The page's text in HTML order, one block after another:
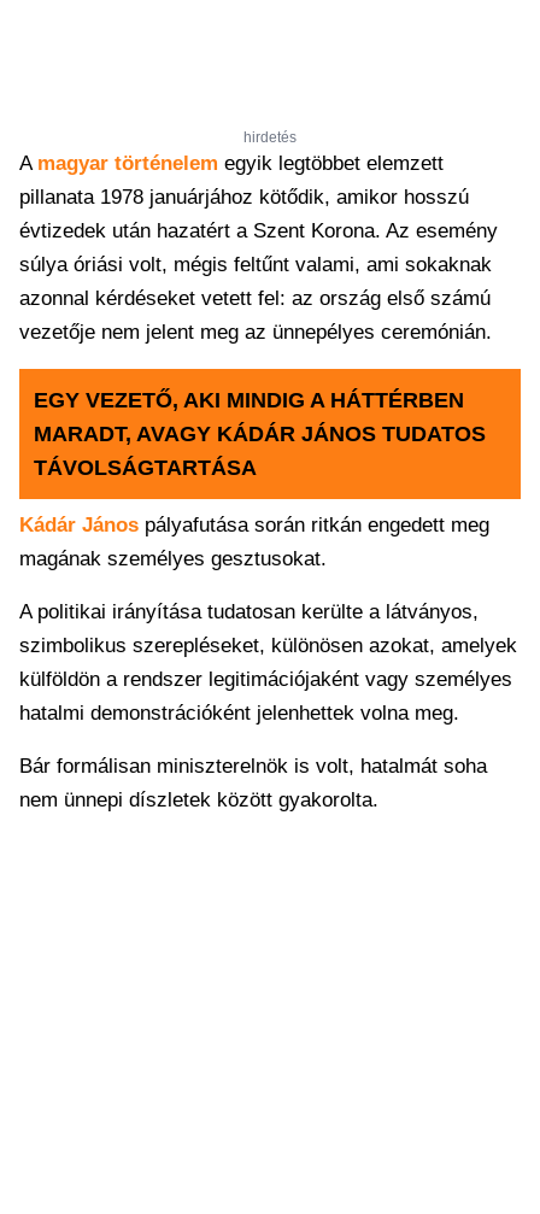
hirdetés
A magyar történelem egyik legtöbbet elemzett
pillanata 1978 januárjához kötődik, amikor hosszú
évtizedek után hazatért a Szent Korona. Az esemény
súlya óriási volt, mégis feltűnt valami, ami sokaknak
azonnal kérdéseket vetett fel: az ország első számú
vezetője nem jelent meg az ünnepélyes ceremónián.
EGY VEZETŐ, AKI MINDIG A HÁTTÉRBEN
MARADT, AVAGY KÁDÁR JÁNOS TUDATOS
TÁVOLSÁGTARTÁSA
Kádár János pályafutása során ritkán engedett meg
magának személyes gesztusokat.
A politikai irányítása tudatosan kerülte a látványos,
szimbolikus szerepléseket, különösen azokat, amelyek
külföldön a rendszer legitimációjaként vagy személyes
hatalmi demonstrációként jelenhettek volna meg.
Bár formálisan miniszterelnök is volt, hatalmát soha
nem ünnepi díszletek között gyakorolta.